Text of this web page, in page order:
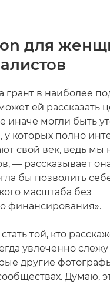
для
грант в наиболее
ей рассказать
иначе могли быть
у которых полно
свой век, ведь мы
— рассказывает
бы позволить
масштаба без
финансирования».
той, кто
увлеченно слежу
другие
Думаю,